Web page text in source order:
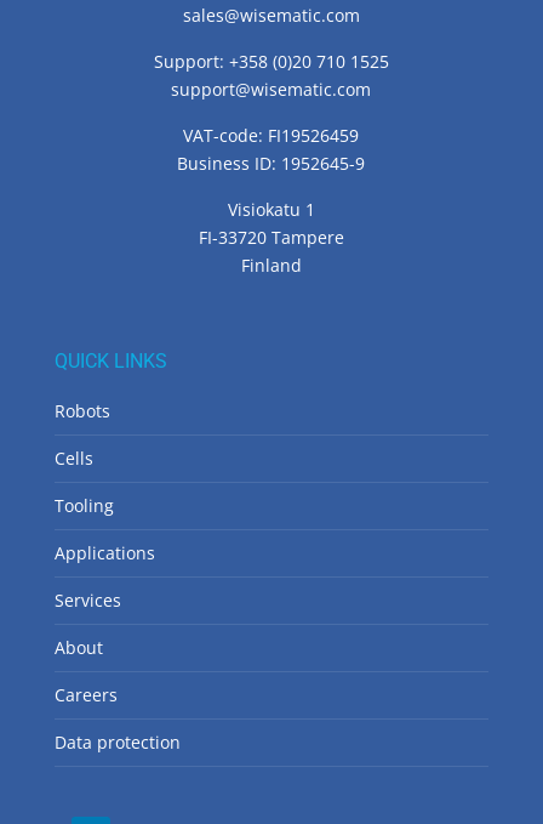
sales@wisematic.com
Support: +358 (0)20 710 1525
support@wisematic.com
VAT-code: FI19526459
Business ID: 1952645-9
Visiokatu 1
FI-33720 Tampere
Finland
QUICK LINKS
Robots
Cells
Tooling
Applications
Services
About
Careers
Data protection